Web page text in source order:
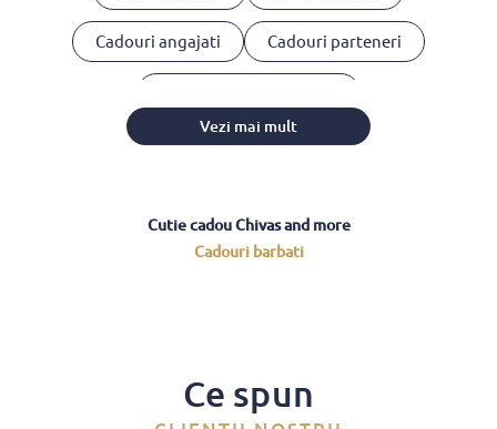
Cadouri angajati Cadouri parteneri
Vezi mai mult
Cutie cadou Chivas and more
Cadouri barbati
Ce spun